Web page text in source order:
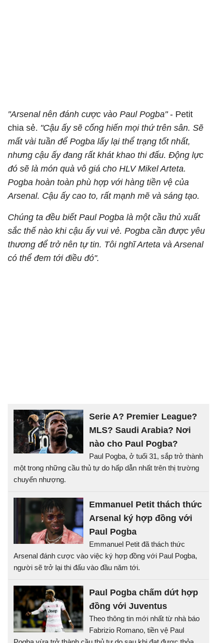
"Arsenal nên đánh cược vào Paul Pogba"- Petit
chia sẻ. "Cậu ấy sẽ cống hiến mọi thứ trên sân. Sẽ
mất vài tuần để Pogba lấy lại thể trạng tốt nhất,
nhưng cậu ấy đang rất khát khao thi đấu. Động lực
đó sẽ là món quà vô giá cho HLV Mikel Arteta.
Pogba hoàn toàn phù hợp với hàng tiền vệ của
Arsenal. Cậu ấy cao to, rất mạnh mẽ và sáng tạo.
Chúng ta đều biết Paul Pogba là một cầu thủ xuất
sắc thế nào khi cậu ấy vui vẻ. Pogba cần được yêu
thương để trở nên tự tin. Tôi nghĩ Arteta và Arsenal
có thể đem tới điều đó".
Serie A? Premier League?
MLS? Saudi Arabia? Nơi
nào cho Paul Pogba?
Paul Pogba, ở tuổi 31, sắp trở thành
một trong những cầu thủ tự do hấp dẫn nhất trên thị trường
chuyển nhượng.
Emmanuel Petit thách thức
Arsenal ký hợp đồng với
Paul Pogba
Emmanuel Petit đã thách thức
Arsenal đánh cược vào việc ký hợp đồng với Paul Pogba,
người sẽ trở lại thi đấu vào đầu năm tới.
Paul Pogba chấm dứt hợp
đồng với Juventus
Theo thông tin mới nhất từ nhà báo
Fabrizio Romano, tiền vệ Paul